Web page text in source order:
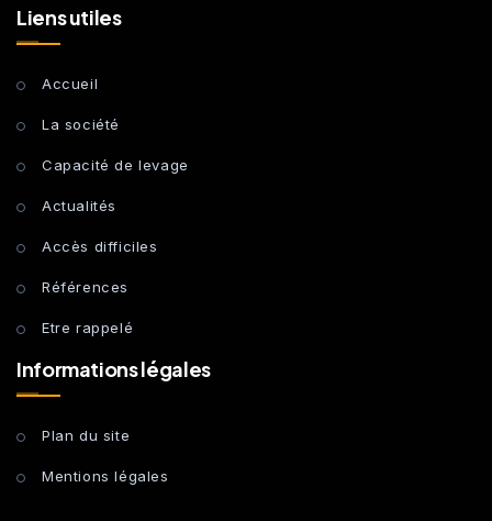
Liens utiles
Accueil
La société
Capacité de levage
Actualités
Accès difficiles
Références
Etre rappelé
Informations légales
Plan du site
Mentions légales